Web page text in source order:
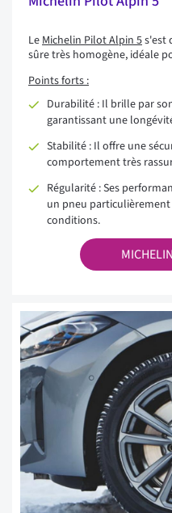
LeMichelin Pilot Alpin 5s'est
sûre très homogène, idéale
Points forts :
Durabilité : Il brille par
garantissant une
Stabilité : Il offre une
comportement très
Régularité : Ses
un pneu
conditions.